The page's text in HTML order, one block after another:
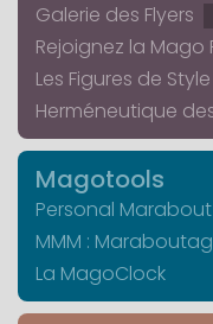
Galerie des Flyers
Rejoignez la Mago
Les Figures de Style
Herméneutique
Magotools
Personal
MMM :
La MagoClock